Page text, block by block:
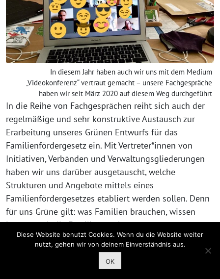
In diesem Jahr haben auch wir uns mit dem Medium
„Videokonferenz“ vertraut gemacht – unsere Fachgespräche
haben wir seit März 2020 auf diesem Weg durchgeführt
In die Reihe von Fachgesprächen reiht sich auch der
regelmäßige und sehr konstruktive Austausch zur
Erarbeitung unseres Grünen Entwurfs für das
Familienfördergesetz ein. Mit Vertreter*innen von
Initiativen, Verbänden und Verwaltungsgliederungen
haben wir uns darüber ausgetauscht, welche
Strukturen und Angebote mittels eines
Familienfördergesetzes etabliert werden sollen. Denn
für uns Grüne gilt: was Familien brauchen, wissen
immer noch die Familien am besten.
Bildung
Eines meiner Hauptanliegen im Bildungsbereich war
Diese Website benutzt Cookies. Wenn du die Website weiter
nutzt, gehen wir von deinem Einverständnis aus.
OK